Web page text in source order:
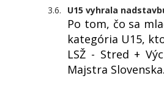
3.6. U15 vyhrala
Po tom, čo sa
kategória U15,
LSŽ - Stred +
Majstra